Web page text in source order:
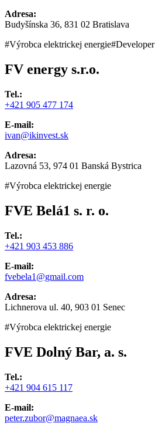
Adresa:
Budyšínska 36, 831 02 Bratislava
#Výrobca elektrickej energie#Developer
FV energy s.r.o.
Tel.:
+421 905 477 174
E-mail:
ivan@ikinvest.sk
Adresa:
Lazovná 53, 974 01 Banská Bystrica
#Výrobca elektrickej energie
FVE Belá1 s. r. o.
Tel.:
+421 903 453 886
E-mail:
fvebela1@gmail.com
Adresa:
Lichnerova ul. 40, 903 01 Senec
#Výrobca elektrickej energie
FVE Dolný Bar, a. s.
Tel.:
+421 904 615 117
E-mail:
peter.zubor@magnaea.sk